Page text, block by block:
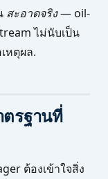
สะอาดจริง— oil-
ไม่นับเป็น
หตุผล.
รฐานที่
ต้องเข้าใจสิ่ง